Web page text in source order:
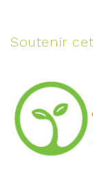
Soutenir